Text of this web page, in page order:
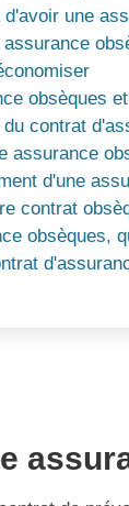
une
obsèques
contrat
assurance
d'une
contrat
obsèques,